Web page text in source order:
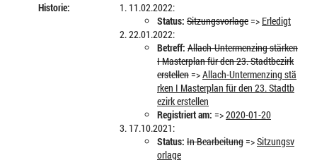
Historie:
11.02.2022:
Status: Sitzungsvorlage=> Erledigt
22.01.2022:
Betreff: Allach-Untermenzing stärken
I Masterplan für den 23. Stadtbezirk
erstellen=>Allach-Untermenzing stä
rken I Masterplan für den 23. Stadtb
ezirk erstellen
Registriert am: =>2020-01-20
17.10.2021:
Status: In Bearbeitung=>Sitzungsv
orlage